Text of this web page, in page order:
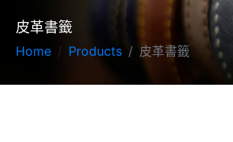
皮革書籤
Home Products 皮革書籤